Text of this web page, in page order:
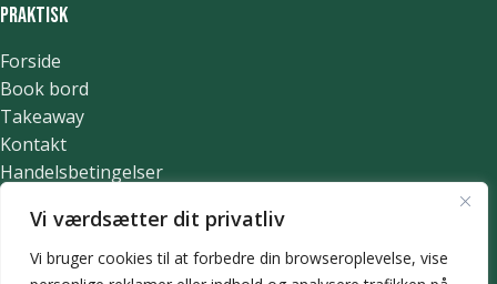
Vi værdsætter dit privatliv
Vi bruger cookies til at forbedre din browseroplevelse, vise
Praktisk
Forside
Book bord
Takeaway
Kontakt
Handelsbetingelser